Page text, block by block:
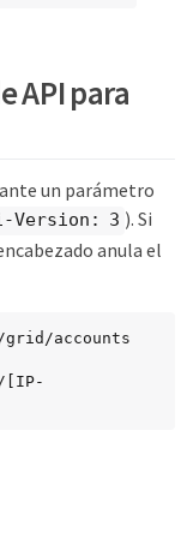
API para
un parámetro
Version: 3 ). Si
anula el
accounts
[IP-